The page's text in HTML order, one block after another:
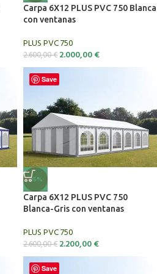
Carpa 6X12 PLUS PVC 750 Blanca
con ventanas
PLUS PVC 750
2.600,00€ 2.000,00€
Save
-15%
Carpa 6X12 PLUS PVC 750
Blanca-Gris con ventanas
PLUS PVC 750
2.600,00€ 2.200,00€
Save